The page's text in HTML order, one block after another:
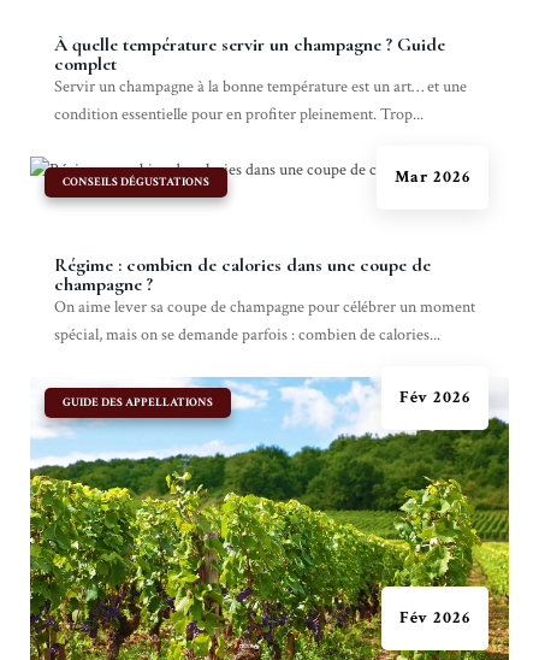
À quelle température servir un champagne ? Guide
complet
Mar 2026
Servir un champagne à la bonne température est un art… et une
condition essentielle pour en profiter pleinement. Trop...
Régime : combien de calories dans une coupe de
champagne ?
Fév 2026
CONSEILS DÉGUSTATIONS
On aime lever sa coupe de champagne pour célébrer un moment
spécial, mais on se demande parfois : combien de calories...
Fév 2026
GUIDE DES APPELLATIONS